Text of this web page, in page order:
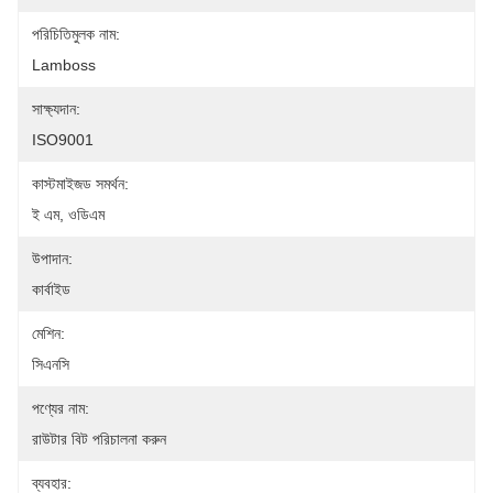
পরিচিতিমুলক নাম:
Lamboss
সাক্ষ্যদান:
ISO9001
কাস্টমাইজড সমর্থন:
ই এম, ওডিএম
উপাদান:
কার্বাইড
মেশিন:
সিএনসি
পণ্যের নাম:
রাউটার বিট পরিচালনা করুন
ব্যবহার: